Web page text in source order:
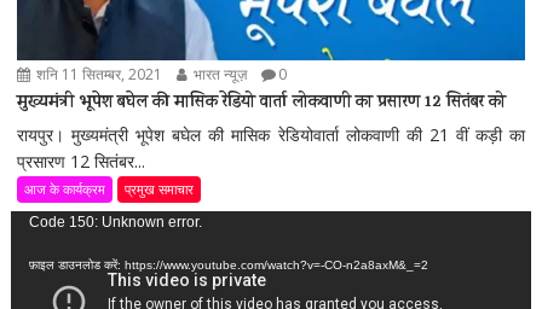
शनि 11 सितम्बर, 2021 भारत न्यूज़ 0
मुख्यमंत्री भूपेश बघेल की मासिक रेडियो वार्ता लोकवाणी का प्रसारण 12 सितंबर को
रायपुर। मुख्यमंत्री भूपेश बघेल की मासिक रेडियोवार्ता लोकवाणी की 21 वीं कड़ी का
प्रसारण 12 सितंबर...
आज के कार्यक्रम प्रमुख समाचार
वीडियो
Code 150: Unknown error.
फ़ाइल डाउनलोड करें: https://www.youtube.com/watch?v=-CO-n2a8axM&_=2